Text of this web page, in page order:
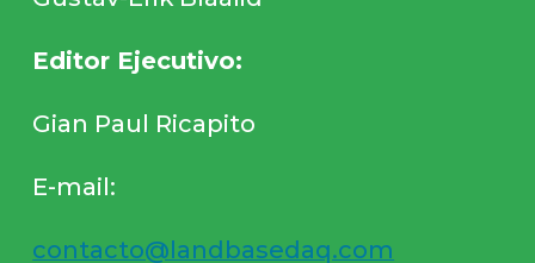
Editor Ejecutivo:
Gian Paul Ricapito
E-mail:
contacto@landbasedaq.com